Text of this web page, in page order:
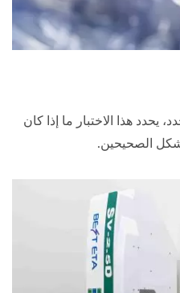
يحدد هذا الاختبار ما إذا كان
الصحيحين.